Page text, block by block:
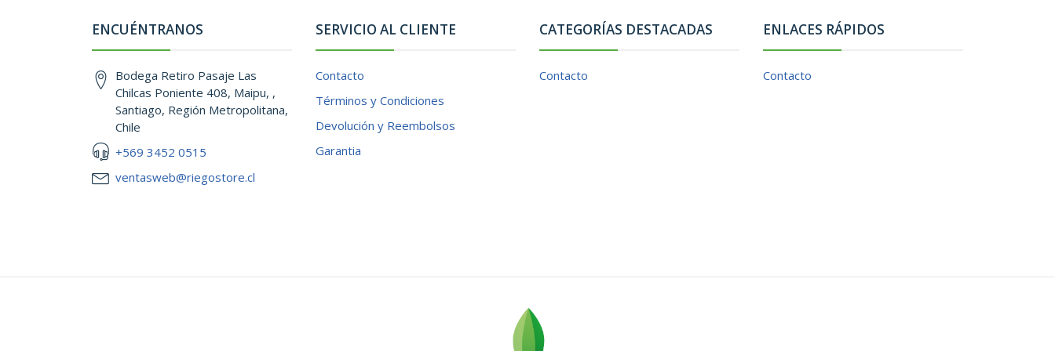
ENCUÉNTRANOS
Bodega Retiro Pasaje Las
Chilcas Poniente 408, Maipu, ,
Santiago, Región Metropolitana,
Chile
+569 3452 0515
ventasweb@riegostore.cl
SERVICIO AL CLIENTE
Contacto
Términos y Condiciones
Devolución y Reembolsos
Garantia
CATEGORÍAS DESTACADAS
Contacto
ENLACES RÁPIDOS
Contacto